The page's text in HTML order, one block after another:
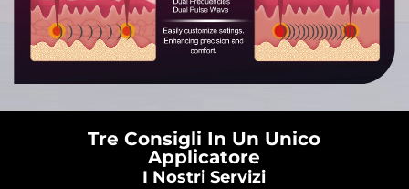
Tre Consigli In Un Unico
Applicatore
I Nostri Servizi